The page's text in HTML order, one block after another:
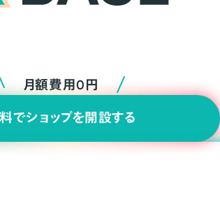
月額費用0円
でショップを開設する